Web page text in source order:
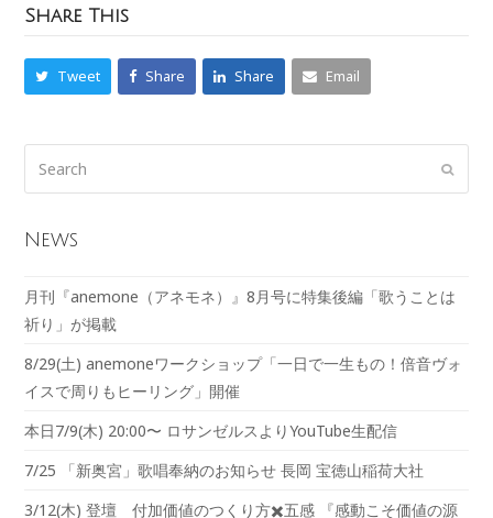
Share This
Tweet Share Share Email
News
月刊『anemone（アネモネ）』8月号に特集後編「歌うことは
祈り」が掲載
8/29(土) anemoneワークショップ「一日で一生もの！倍音ヴォ
イスで周りもヒーリング」開催
本日7/9(木) 20:00〜 ロサンゼルスよりYouTube生配信
7/25 「新奥宮」歌唱奉納のお知らせ 長岡 宝徳山稲荷大社
3/12(木) 登壇 付加価値のつくり方✖️五感 『感動こそ価値の源